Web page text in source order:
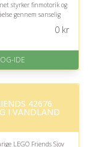
styrker finmotorik og
gennem sanselig
Trustpilot rating
0kr
IDE
42676
I VANDLAND
LEGO Friends Sjov